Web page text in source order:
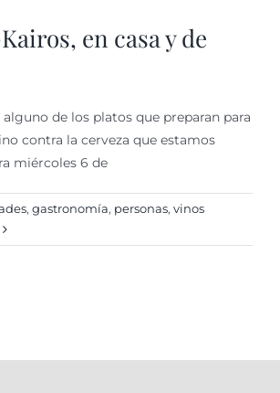
en casa y de
de los platos que preparan para
contra la cerveza que estamos
miércoles 6 de
, gastronomí­a, personas, vinos